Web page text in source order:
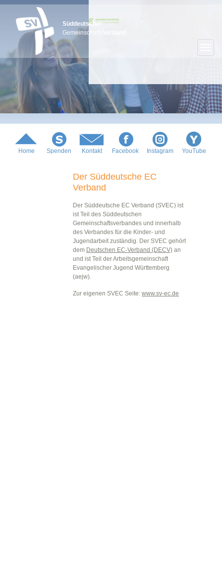
Süddeutscher
Gemeinschafts
Home Spenden Kontakt Facebook Instagram YouTube
Der Süddeutsche EC
Verband
Der Süddeutsche EC Verband (SVEC) ist
ist Teil des Süddeutschen
Gemeinschaftsverbandes und innerhalb
des Verbandes für die Kinder- und
Jugendarbeit zuständig. Der SVEC gehört
dem Deutschen EC-Verband (DECV) an
und ist Teil der Arbeitsgemeinschaft
Evangelischer Jugend Württemberg
(aejw).
Zur eigenen SVEC Seite:www.sv-ec.de